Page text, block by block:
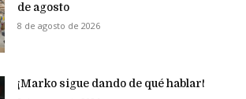
de agosto
8 de agosto de 2026
¡Marko sigue dando de qué hablar!